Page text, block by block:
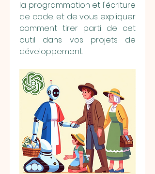
la programmation et l'écriture
de code, et de vous expliquer
comment tirer parti de cet
outil dans vos projets de
développement.